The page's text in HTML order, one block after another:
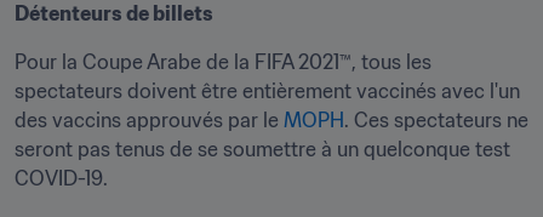
Détenteurs de billets
Pour la Coupe Arabe de la FIFA 2021™, tous les
spectateurs doivent être entièrement vaccinés avec l'un
des vaccins approuvés par le MOPH . Ces spectateurs ne
seront pas tenus de se soumettre à un quelconque test
COVID-19.